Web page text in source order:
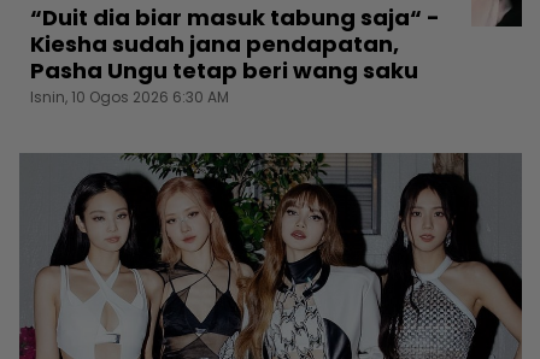
“Duit dia biar masuk tabung saja“ -
Kiesha sudah jana pendapatan,
Pasha Ungu tetap beri wang saku
Isnin, 10 Ogos 2026 6:30 AM